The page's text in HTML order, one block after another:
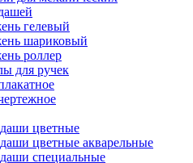
гелевый
шариковый
роллер
для ручек
цветные
цветные акварельные
специальные